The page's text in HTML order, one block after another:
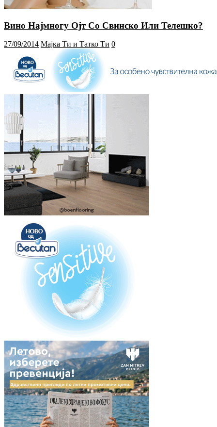
Вино Најмногу Ојт Со Свинско Или Телешко?
27/09/2014 Мајка Ти и Татко Ти 0